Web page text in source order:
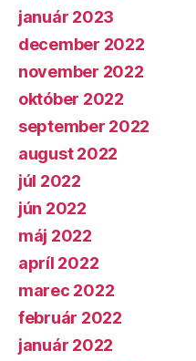
január 2023
december 2022
november 2022
október 2022
september 2022
august 2022
júl 2022
jún 2022
máj 2022
apríl 2022
marec 2022
február 2022
január 2022